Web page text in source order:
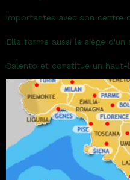
importantes avec son centre
Elle forme aussi le siège d'un
Salento et constitue un